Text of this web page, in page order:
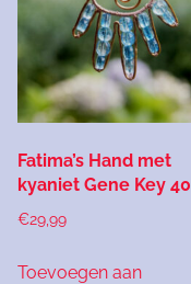
Fatima’s Hand met
kyaniet Gene Key 40
€29,99
Toevoegen aan